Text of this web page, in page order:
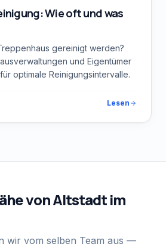
Wie oft und was
gereinigt werden?
und Eigentümer
optimale Reinigungsintervalle.
Lesen
vonAltstadtim
wir vom selben Team aus —